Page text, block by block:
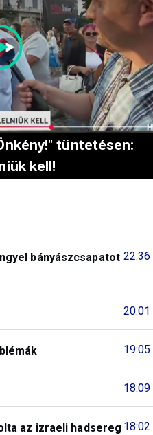
tüntetésen:
kell!
22:36
bányászcsapatot
20:01
19:05
18:09
18:02
az izraeli hadsereg